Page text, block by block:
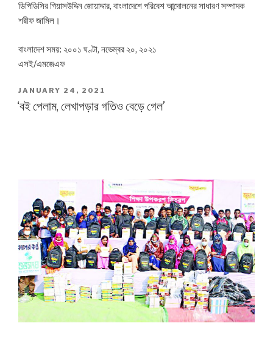
ডিপিডিসির গিয়াসউদ্দিন জোয়াদ্দার, বাংলাদেশে পরিবেশ আন্দোলনের সাধারণ সম্পাদক
শরীফ জামিল।
বাংলাদেশ সময়: ২০০১ ঘণ্টা, নভেম্বর ২০, ২০২১
এসই/এমজেএফ
POSTED
ON
JANUARY 24, 2021
‘বই পেলাম, লেখাপড়ার গতিও বেড়ে গেল’